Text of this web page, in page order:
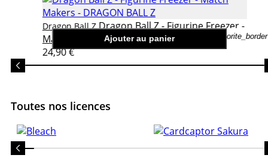
Ajouter au panier favorite_border
Dragon Ball ZDragon Ball Z - Figurine Freezer -
Match Makers
24,90 €
Toutes nos licences